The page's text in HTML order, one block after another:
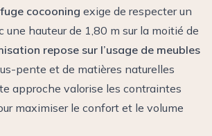
cocooning exige de respecter un
une hauteur de 1,80 m sur la moitié de
repose sur l’usage de meubles
pente et de matières naturelles
approche valorise les contraintes
maximiser le confort et le volume